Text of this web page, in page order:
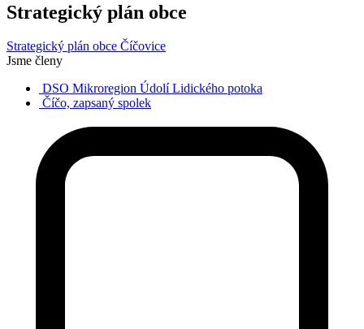
Strategický plán obce
Strategický plán obce Číčovice
Jsme členy
DSO Mikroregion Údolí Lidického potoka
Číčo, zapsaný spolek